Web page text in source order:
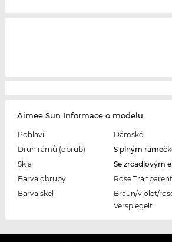
Aimee Sun Informace o modelu
Pohlaví
Dámské
Druh rámů (obrub)
S plným
Skla
Se zrcadlovým
Barva obruby
Rose Tranparent
Barva skel
Braun/violet/
Verspiegelt